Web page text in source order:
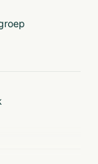
Es gibt viel
Sie sich